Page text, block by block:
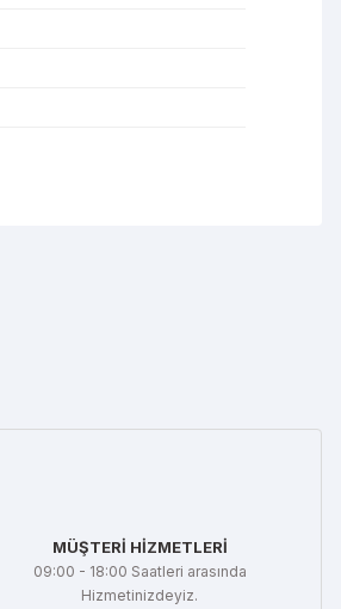
MÜŞTERİ HİZMETLERİ
09:00 - 18:00 Saatleri arasında
Hizmetinizdeyiz.